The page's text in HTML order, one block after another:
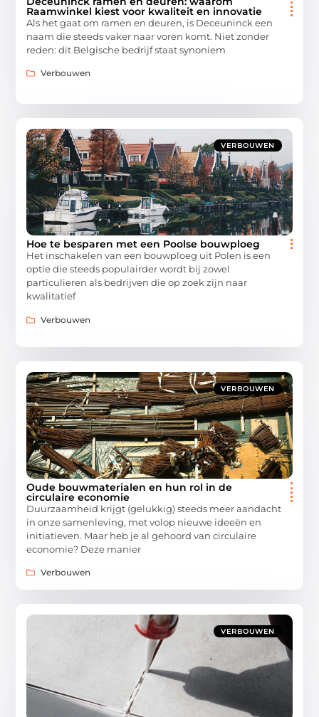
Raamwinkel kiest voor kwaliteit en innovatie
Als het gaat om ramen en deuren, is Deceuninck een
naam die steeds vaker naar voren komt. Niet zonder
reden: dit Belgische bedrijf staat synoniem
Verbouwen
VERBOUWEN
Hoe te besparen met een Poolse bouwploeg
Het inschakelen van een bouwploeg uit Polen is een
optie die steeds populairder wordt bij zowel
particulieren als bedrijven die op zoek zijn naar
kwalitatief
Verbouwen
VERBOUWEN
Oude bouwmaterialen en hun rol in de
circulaire economie
Duurzaamheid krijgt (gelukkig) steeds meer aandacht
in onze samenleving, met volop nieuwe ideeën en
initiatieven. Maar heb je al gehoord van circulaire
economie? Deze manier
Verbouwen
VERBOUWEN